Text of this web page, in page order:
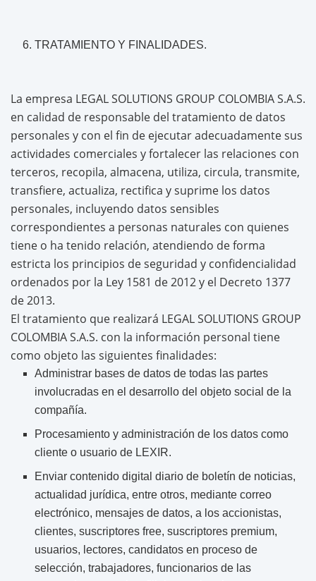
TRATAMIENTO Y FINALIDADES.
La empresa LEGAL SOLUTIONS GROUP COLOMBIA S.A.S.
en calidad de responsable del tratamiento de datos
personales y con el fin de ejecutar adecuadamente sus
actividades comerciales y fortalecer las relaciones con
terceros, recopila, almacena, utiliza, circula, transmite,
transfiere, actualiza, rectifica y suprime los datos
personales, incluyendo datos sensibles
correspondientes a personas naturales con quienes
tiene o ha tenido relación, atendiendo de forma
estricta los principios de seguridad y confidencialidad
ordenados por la Ley 1581 de 2012 y el Decreto 1377
de 2013.
El tratamiento que realizará LEGAL SOLUTIONS GROUP
COLOMBIA S.A.S. con la información personal tiene
como objeto las siguientes finalidades:
Administrar bases de datos de todas las partes
involucradas en el desarrollo del objeto social de la
compañía.
Procesamiento y administración de los datos como
cliente o usuario de LEXIR.
Enviar contenido digital diario de boletín de noticias,
actualidad jurídica, entre otros, mediante correo
electrónico, mensajes de datos, a los accionistas,
clientes, suscriptores free, suscriptores premium,
usuarios, lectores, candidatos en proceso de
selección, trabajadores, funcionarios de las